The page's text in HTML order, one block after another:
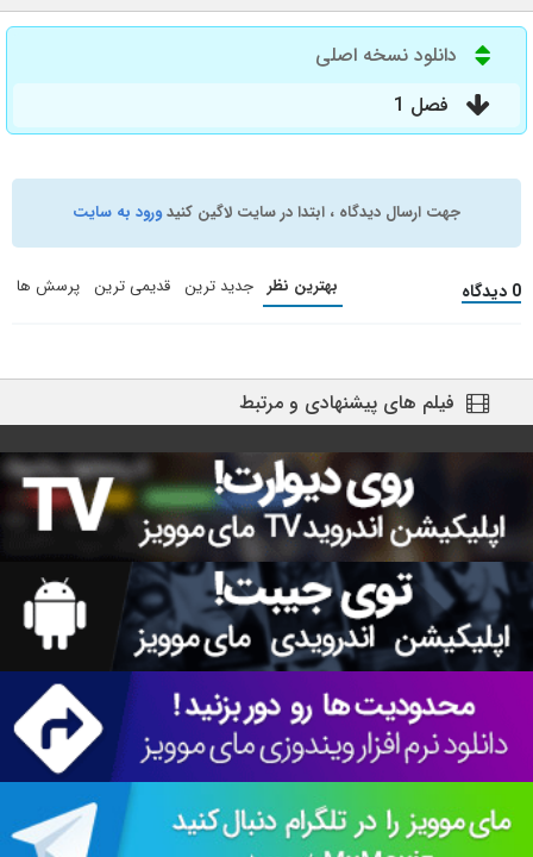
دانلود نسخه اصلی
فصل 1
جهت ارسال دیدگاه ، ابتدا در سایت لاگین کنیدورود به سایت
0 دیدگاه بهترین نظر جدید ترین قدیمی ترین پرسش ها
فیلم های پیشنهادی و مرتبط